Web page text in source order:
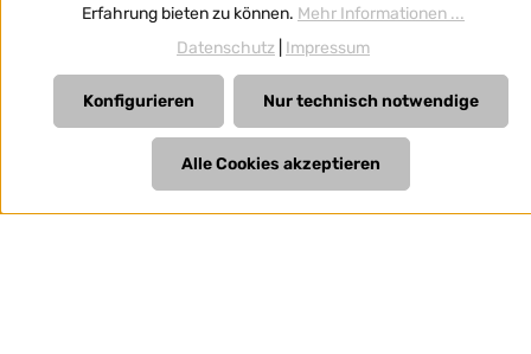
und ggf. Nachnahmegebühren, wenn nicht anders
angegeben.
Erfahrung bieten zu können. Mehr Informationen ...
Datenschutz Impressum
Nur technisch notwendige
Konfigurieren
Alle Cookies akzeptieren